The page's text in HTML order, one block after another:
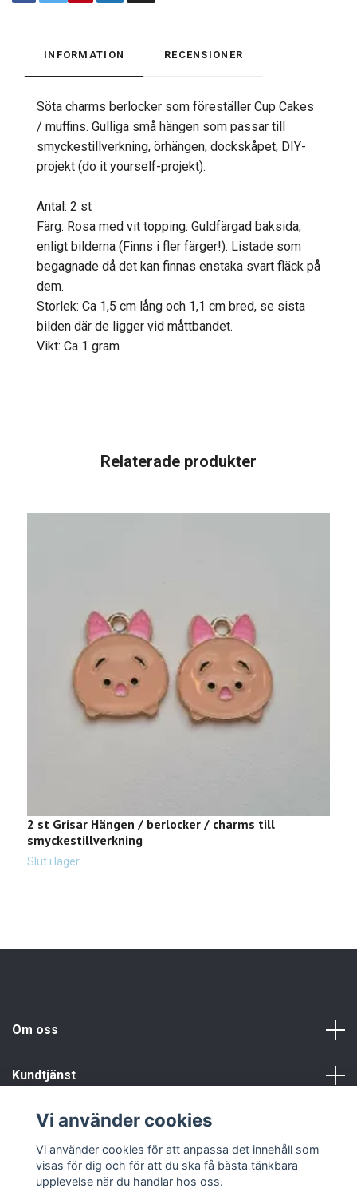
INFORMATION RECENSIONER
Söta charms berlocker som föreställer Cup Cakes
/ muffins. Gulliga små hängen som passar till
smyckestillverkning, örhängen, dockskåpet, DIY-
projekt (do it yourself-projekt).
Antal: 2 st
Färg: Rosa med vit topping. Guldfärgad baksida,
enligt bilderna (Finns i fler färger!). Listade som
begagnade då det kan finnas enstaka svart fläck på
dem.
Storlek: Ca 1,5 cm lång och 1,1 cm bred, se sista
bilden där de ligger vid måttbandet.
Vikt: Ca 1 gram
2 st Grisar Hängen / berlocker / charms till
smyckestillverkning
Slut i lager
Om oss
Kundtjänst
Vi använder cookies
Vi använder cookies för att anpassa det innehåll som
visas för dig och för att du ska få bästa tänkbara
upplevelse när du handlar hos oss.